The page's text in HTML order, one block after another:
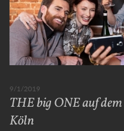
9/1/2019
THE big ONE auf
Köln